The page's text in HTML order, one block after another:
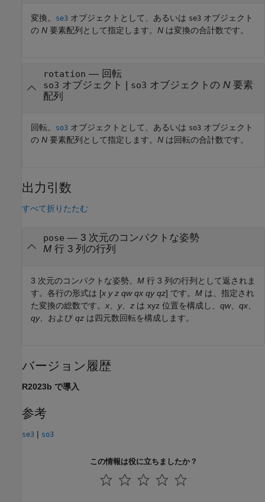
変換。 se3 オブジェクトとして、あるいは se3 オブジェクト
の N 要素配列として指定します。 N は変換の合計数です。
rotation — 回転
so3 オブジェクト | so3 オブジェクトの N要素
配列
回転。 so3 オブジェクトとして、あるいは so3 オブジェクト
の N 要素配列として指定します。 N は回転の合計数です。
出力引数
すべて折りたたむ
pose — 3 次元のコンパクトな姿勢
M行 3 列の行列
3 次元のコンパクトな姿勢。 M 行 3 列の行列として返されま
す。各行の形式は [x y z qw qx qy qz] です。 M は、指定され
た変換の総数です。 x y、 z は xyz 位置を構成し、 qw、 qx
qy、および qz は四元数回転を構成します。
バージョン履歴
R2023b で導入
参考
se3 | so3
この情報は役に立ちましたか？